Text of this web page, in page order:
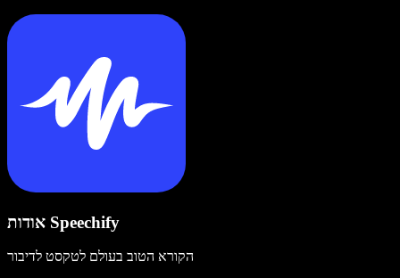
אודות Speechify
הקורא הטוב בעולם לטקסט לדיבור